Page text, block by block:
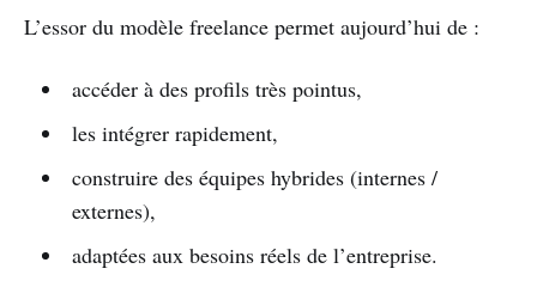
L’essor du modèle freelance permet aujourd’hui de :
accéder à des profils très pointus,
les intégrer rapidement,
construire des équipes hybrides (internes /
externes),
adaptées aux besoins réels de l’entreprise.